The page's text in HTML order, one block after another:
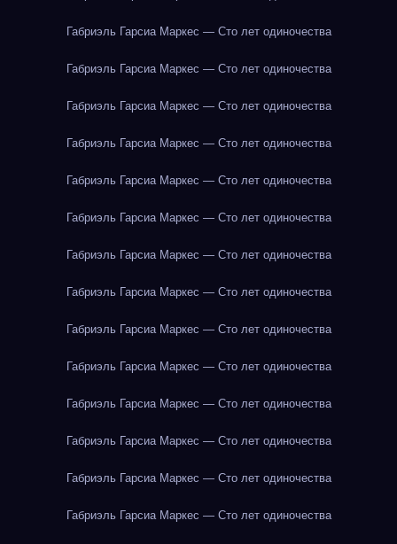
Габриэль Гарсиа Маркес — Сто лет одиночества
Габриэль Гарсиа Маркес — Сто лет одиночества
Габриэль Гарсиа Маркес — Сто лет одиночества
Габриэль Гарсиа Маркес — Сто лет одиночества
Габриэль Гарсиа Маркес — Сто лет одиночества
Габриэль Гарсиа Маркес — Сто лет одиночества
Габриэль Гарсиа Маркес — Сто лет одиночества
Габриэль Гарсиа Маркес — Сто лет одиночества
Габриэль Гарсиа Маркес — Сто лет одиночества
Габриэль Гарсиа Маркес — Сто лет одиночества
Габриэль Гарсиа Маркес — Сто лет одиночества
Габриэль Гарсиа Маркес — Сто лет одиночества
Габриэль Гарсиа Маркес — Сто лет одиночества
Габриэль Гарсиа Маркес — Сто лет одиночества